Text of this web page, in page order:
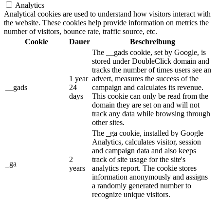
Analytics
Analytical cookies are used to understand how visitors interact with
the website. These cookies help provide information on metrics the
number of visitors, bounce rate, traffic source, etc.
Cookie
Dauer Beschreibung
__gads
1 year
24
days
The __gads cookie, set by Google, is
stored under DoubleClick domain and
tracks the number of times users see an
advert, measures the success of the
campaign and calculates its revenue.
This cookie can only be read from the
domain they are set on and will not
track any data while browsing through
other sites.
_ga
2
years
The _ga cookie, installed by Google
Analytics, calculates visitor, session
and campaign data and also keeps
track of site usage for the site's
analytics report. The cookie stores
information anonymously and assigns
a randomly generated number to
recognize unique visitors.